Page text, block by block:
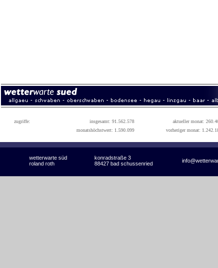
zugriffe: insgesamt: 91.562.578
aktueller monat:
monatshöchstwert: 1.590.099
vorheriger monat:
wetterwarte süd konradstraße 3
roland roth 88427 bad schussenried